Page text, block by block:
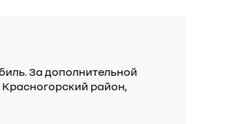
За дополнительной
район,